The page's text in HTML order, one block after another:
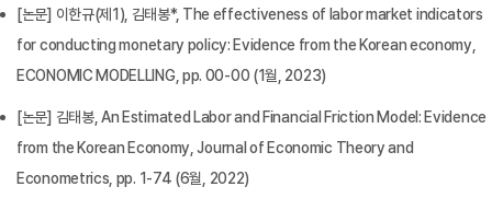
[논문] 이한규(제1), 김태봉*, The effectiveness of labor market indicators
for conducting monetary policy: Evidence from the Korean economy,
ECONOMIC MODELLING, pp. 00-00 (1월, 2023)
[논문] 김태봉, An Estimated Labor and Financial Friction Model: Evidence
from the Korean Economy, Journal of Economic Theory and
Econometrics, pp. 1-74 (6월, 2022)